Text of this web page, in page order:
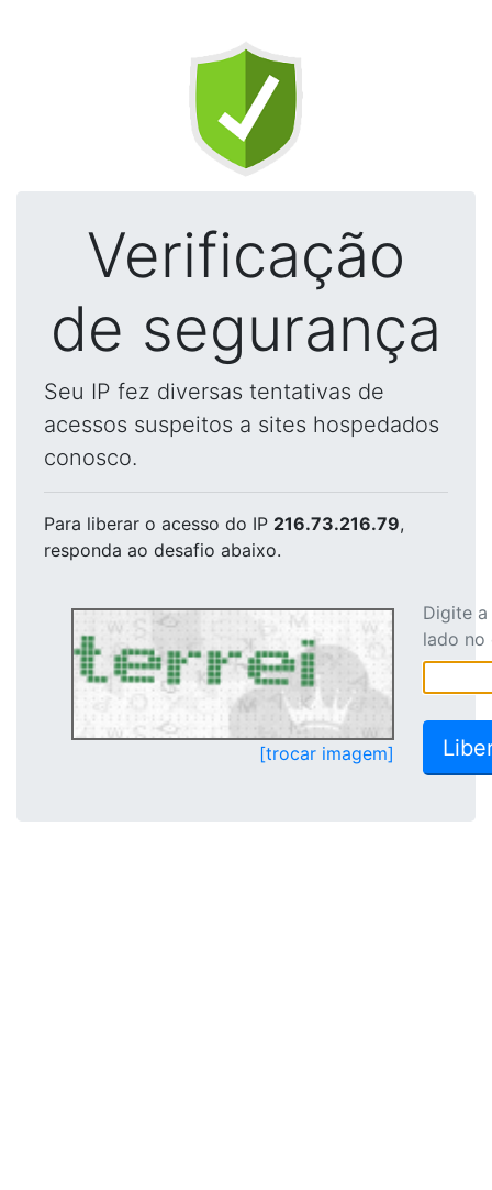
Verificação
de segurança
Seu IP fez diversas tentativas de
acessos suspeitos a sites hospedados
conosco.
Para liberar o acesso do IP 216.73.216.79,
responda ao desafio abaixo.
[trocar imagem]
Digite
lado no